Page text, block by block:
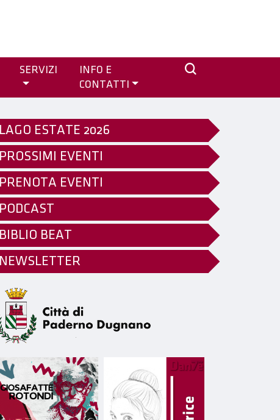
SERVIZI
INFO E
CONTATTI
LAGO ESTATE 2026
PROSSIMI EVENTI
PRENOTA EVENTI
PODCAST
BIBLIO BEAT
NEWSLETTER